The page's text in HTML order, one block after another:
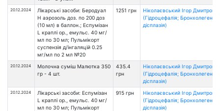
20.12.2024
Лікарські засоби: Беродуал
Н аэрозоль доз. по 200 доз
(10 мл) в баллон.; Еспумізан
L краплі ор., емульс. 40 мг/
мл по 30 мл; Пульмікорт
суспензія д/інгаляцій 0.25
мг/мл по 2 мл №20
1251 грн
Ніколаєвський Ігор
(Гідроцефалія;
дісплазія)
20.12.2024
Молочна суміш Малютка 350
гр - 4 шт.
435.4
грн
Ніколаєвський Ігор
(Гідроцефалія;
дісплазія)
20.12.2024
Лікарські засоби: Еспумізан
L краплі ор., емульс. 40 мг/
мл по 30 мл; Пульмікорт
915 грн
Ніколаєвський Ігор
(Гідроцефалія;
дісплазія)